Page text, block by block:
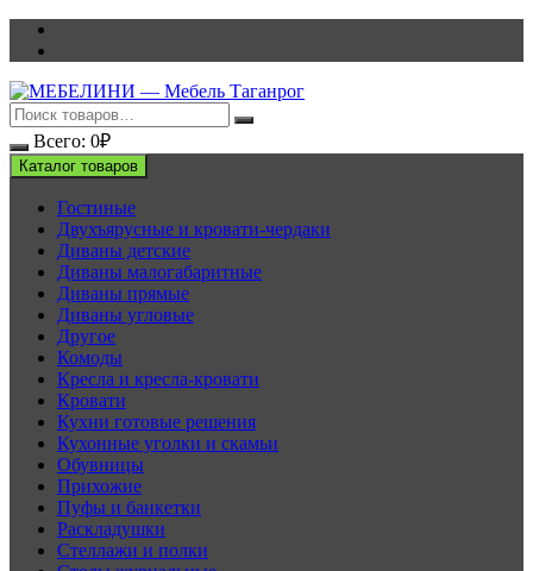
Перейти
Всего: 0₽
Каталог товаров
Гостиные
Двухъярусные и кровати-чердаки
Диваны детские
Диваны малогабаритные
Диваны прямые
Диваны угловые
Другое
Комоды
Кресла и кресла-кровати
Кровати
Кухни готовые решения
Кухонные уголки и скамьи
Обувницы
Прихожие
Пуфы и банкетки
Раскладушки
Стеллажи и полки